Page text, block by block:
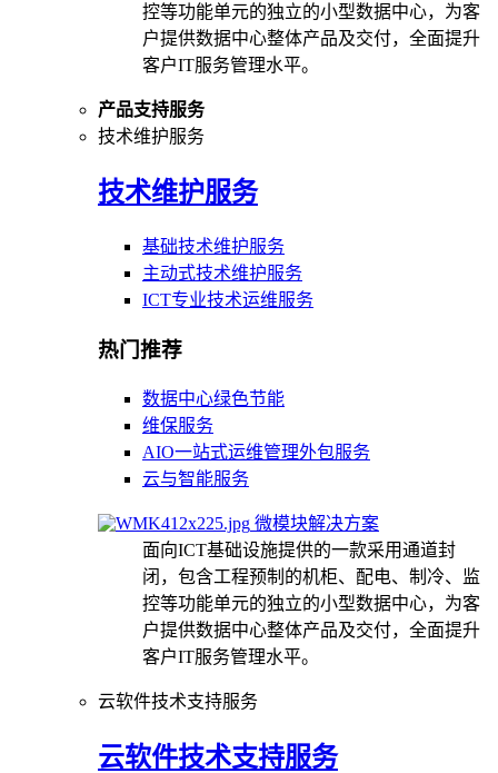
控等功能单元的独立的小型数据中心，为客
户提供数据中心整体产品及交付，全面提升
客户IT服务管理水平。
产品支持服务
技术维护服务
技术维护服务
基础技术维护服务
主动式技术维护服务
ICT专业技术运维服务
热门推荐
数据中心绿色节能
维保服务
AIO一站式运维管理外包服务
云与智能服务
微模块解决方案
面向ICT基础设施提供的一款采用通道封
闭，包含工程预制的机柜、配电、制冷、监
控等功能单元的独立的小型数据中心，为客
户提供数据中心整体产品及交付，全面提升
客户IT服务管理水平。
云软件技术支持服务
云软件技术支持服务